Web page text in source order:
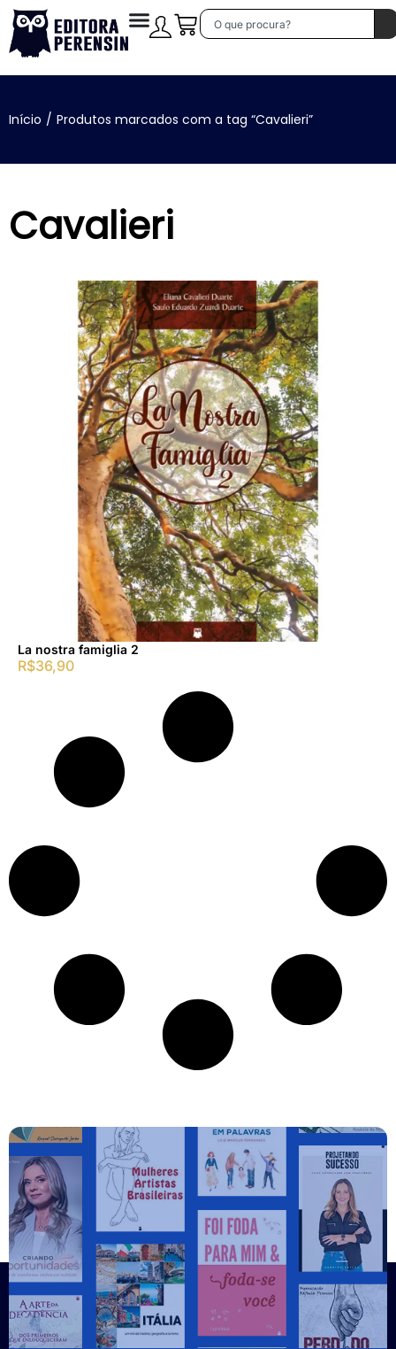
Início / Produtos marcados com a tag “Cavalieri”
Cavalieri
La nostra famiglia 2
R$36,90